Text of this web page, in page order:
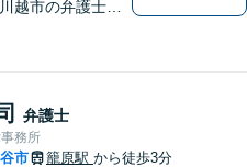
越市の弁護士で
ださい。
弁護士
務所
市 籠原駅 から徒歩3分